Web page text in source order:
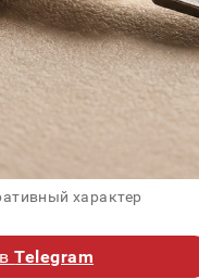
характер
вTelegram